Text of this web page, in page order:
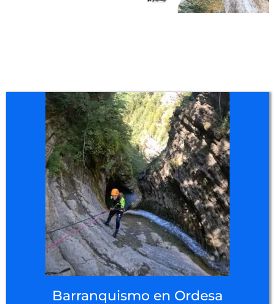
Barranquismo en Ordesa